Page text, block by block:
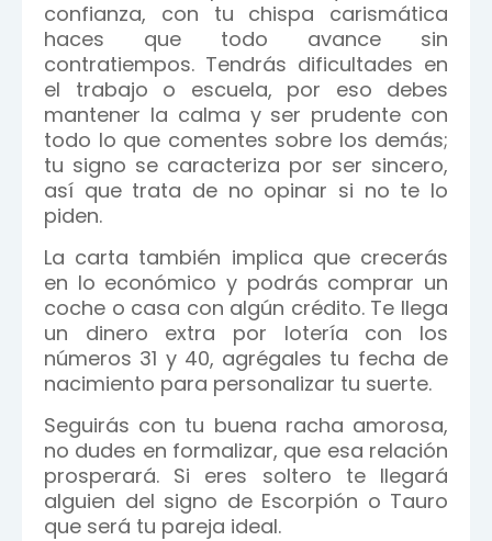
confianza, con tu chispa carismática
haces que todo avance sin
contratiempos. Tendrás dificultades en
el trabajo o escuela, por eso debes
mantener la calma y ser prudente con
todo lo que comentes sobre los demás;
tu signo se caracteriza por ser sincero,
así que trata de no opinar si no te lo
piden.
La carta también implica que crecerás
en lo económico y podrás comprar un
coche o casa con algún crédito. Te llega
un dinero extra por lotería con los
números 31 y 40, agrégales tu fecha de
nacimiento para personalizar tu suerte.
Seguirás con tu buena racha amorosa,
no dudes en formalizar, que esa relación
prosperará. Si eres soltero te llegará
alguien del signo de Escorpión o Tauro
que será tu pareja ideal.